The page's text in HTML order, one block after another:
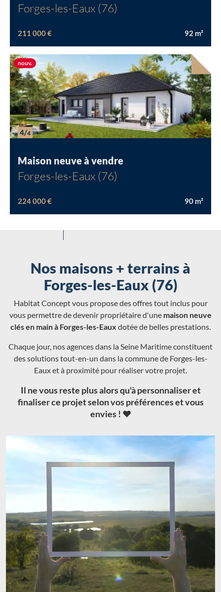
Forges-les-Eaux (76)
211 000 € 92 m²
4/4
Maison neuve à vendre
Forges-les-Eaux (76)
224 000 € 90 m²
nouv.Nouvelle offre
Nos maisons + terrains à
Forges-les-Eaux (76)
Habitat Concept vous propose des offres tout inclus pour
vous permettre de devenir propriétaire d'une maison neuve
clés en main à Forges-les-Eaux dotée de belles prestations.
Chaque jour, nos agences dans la Seine Maritime constituent
des solutions tout-en-un dans la commune de Forges-les-
Eaux et à proximité pour réaliser votre projet.
Il ne vous reste plus alors qu'à personnaliser et
finaliser ce projet selon vos préférences et vous
envies ! ❤️